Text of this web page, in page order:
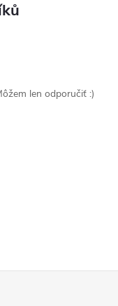
len odporučiť :)